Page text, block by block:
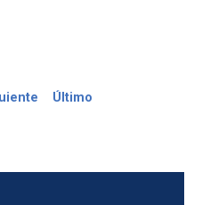
página
Última página
Último